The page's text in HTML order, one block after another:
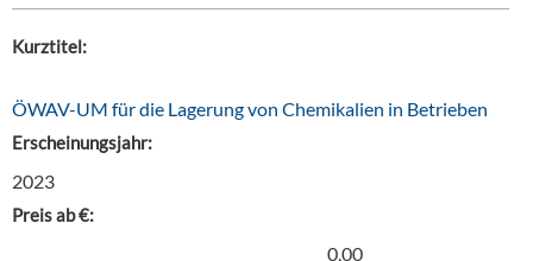
Kurztitel:
ÖWAV-UM für die Lagerung von Chemikalien in Betrieben
Erscheinungsjahr:
2023
Preis ab €:
0,00